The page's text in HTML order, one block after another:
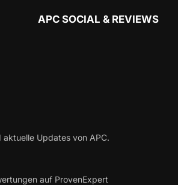
APC SOCIAL & REVIEWS
aktuelle Updates von APC.
auf ProvenExpert